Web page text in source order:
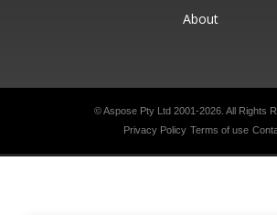
About
© Aspose Pty Ltd 2001-2026. All Rights
Privacy Policy Terms of use